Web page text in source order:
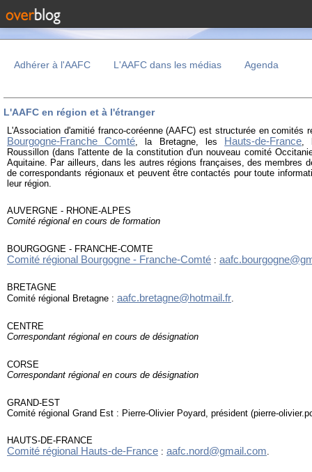
Adhérer à l'AAFC L'AAFC dans les médias Agenda
L'AAFC en région et à l'étranger
L'Association d'amitié franco-coréenne (AAFC) est structurée en comités
Bourgogne-Franche Comté, la Bretagne, les Hauts-de-France,
Roussillon (dans l'attente de la constitution d'un nouveau comité
Aquitaine. Par ailleurs, dans les autres régions françaises, des membres
de correspondants régionaux et peuvent être contactés pour toute
leur région.
AUVERGNE - RHONE-ALPES
Comité régional en cours de formation
BOURGOGNE - FRANCHE-COMTE
Comité régional Bourgogne - Franche-Comté :
BRETAGNE
Comité régional Bretagne : aafc.bretagne@hotmail.fr.
CENTRE
Correspondant régional en cours de désignation
CORSE
Correspondant régional en cours de désignation
GRAND-EST
Comité régional Grand Est : Pierre-Olivier Poyard, président (pierre-
HAUTS-DE-FRANCE
Comité régional Hauts-de-France : aafc.nord@gmail.com.